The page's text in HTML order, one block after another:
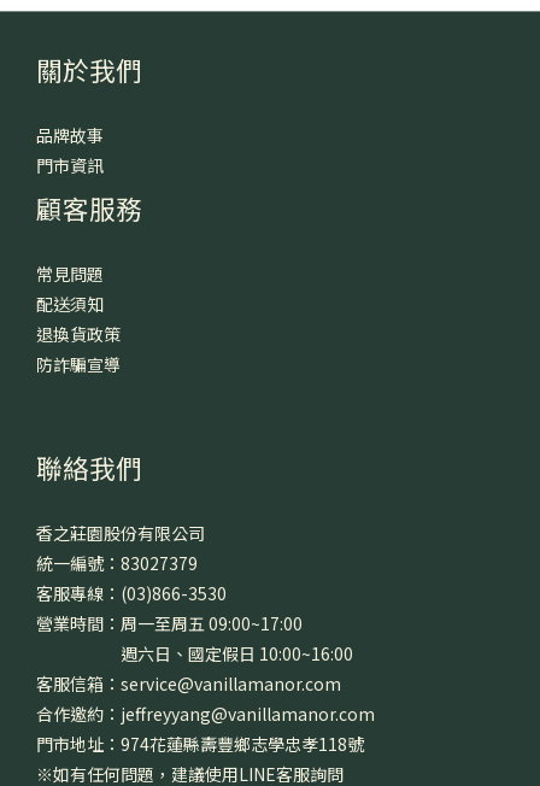
關於我們
品牌故事
門市資訊
顧客服務
常見問題
配送須知
退換貨政策
防詐騙宣導
聯絡我們
香之莊園股份有限公司
統一編號：83027379
客服專線：(03)866-3530
營業時間：周一至周五 09:00~17:00
週六日、國定假日 10:00~16:00
客服信箱：service@vanillamanor.com
合作邀約：jeffreyyang@vanillamanor.com
門市地址：974花蓮縣壽豐鄉志學忠孝118號
※如有任何問題，建議使用LINE客服詢問